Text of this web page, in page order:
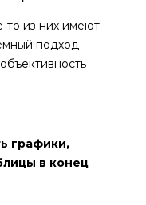
то из них имеют
подход
графики,
в конец